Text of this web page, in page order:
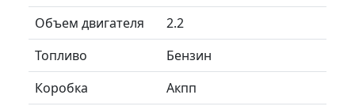
Объем двигателя
2.2
Топливо
Бензин
Коробка
Акпп